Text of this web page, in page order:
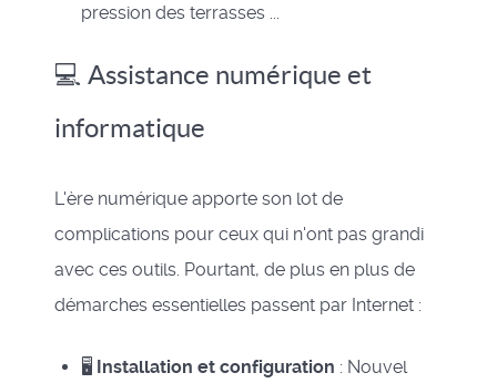
pression des terrasses ...
💻 Assistance numérique et
informatique
L'ère numérique apporte son lot de
complications pour ceux qui n'ont pas grandi
avec ces outils. Pourtant, de plus en plus de
démarches essentielles passent par Internet :
🖥️ Installation et configuration : Nouvel